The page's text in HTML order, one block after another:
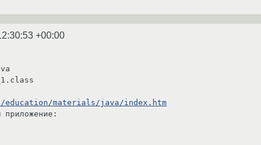
+00:00
education/materials/java/index.htm
приложение: